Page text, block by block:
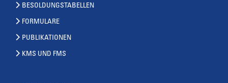
BESOLDUNGSTABELLEN
FORMULARE
PUBLIKATIONEN
KMS UND FMS